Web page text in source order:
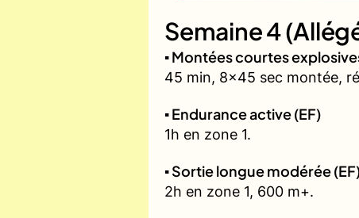
Semaine 4
▪️ Montées courtes
45 min, 8x45 sec montée,
▪️ Endurance active (EF)
1h en zone 1.
▪️ Sortie longue modérée
2h en zone 1, 600 m+.